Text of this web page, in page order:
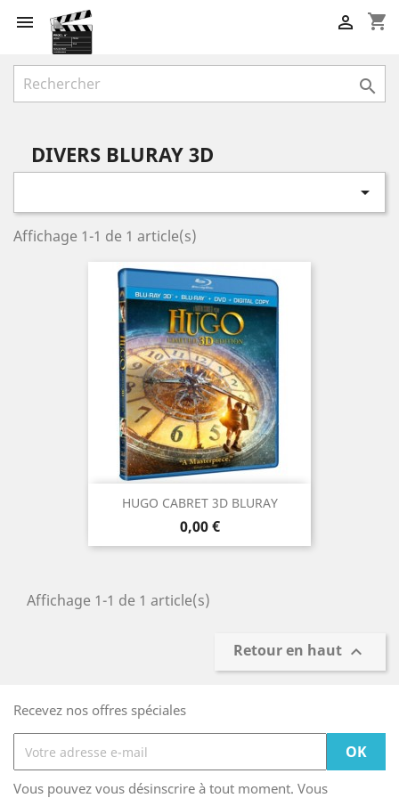
 shopping_cart


DIVERS BLURAY 3D

Affichage 1-1 de 1 article(s)
HUGO CABRET 3D BLURAY
Prix
0,00 €
Affichage 1-1 de 1 article(s)
Retour en haut 
Recevez nos offres spéciales
Vous pouvez vous désinscrire à tout moment. Vous